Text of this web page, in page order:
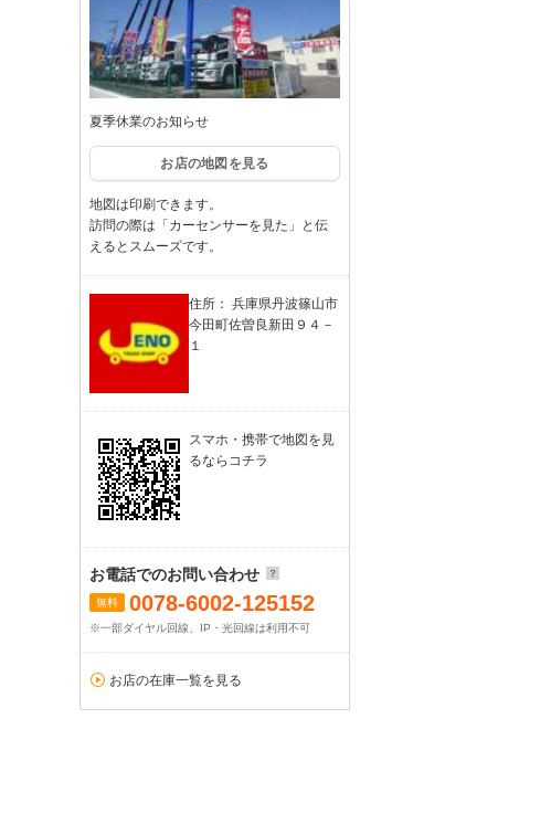
夏季休業のお知らせ
お店の地図を見る
地図は印刷できます。
訪問の際は「カーセンサーを見た」と伝
えるとスムーズです。
住所： 兵庫県丹波篠山市
今田町佐曽良新田９４－
１
スマホ・携帯で地図を見
るならコチラ
お電話でのお問い合わせ
無料 0078-6002-125152
※一部ダイヤル回線、IP・光回線は利用不可
お店の在庫一覧を見る